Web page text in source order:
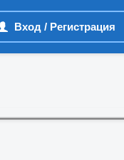
Вход / Регистрация